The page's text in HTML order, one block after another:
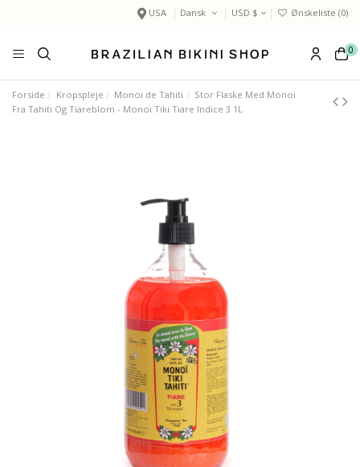
USA Dansk USD $ Ønskeliste (0)
0
Forside Kropspleje Monoi de Tahiti
Stor Flaske Med Monoi
Fra Tahiti Og Tiareblom - Monoi Tiki Tiare Indice 3 1L